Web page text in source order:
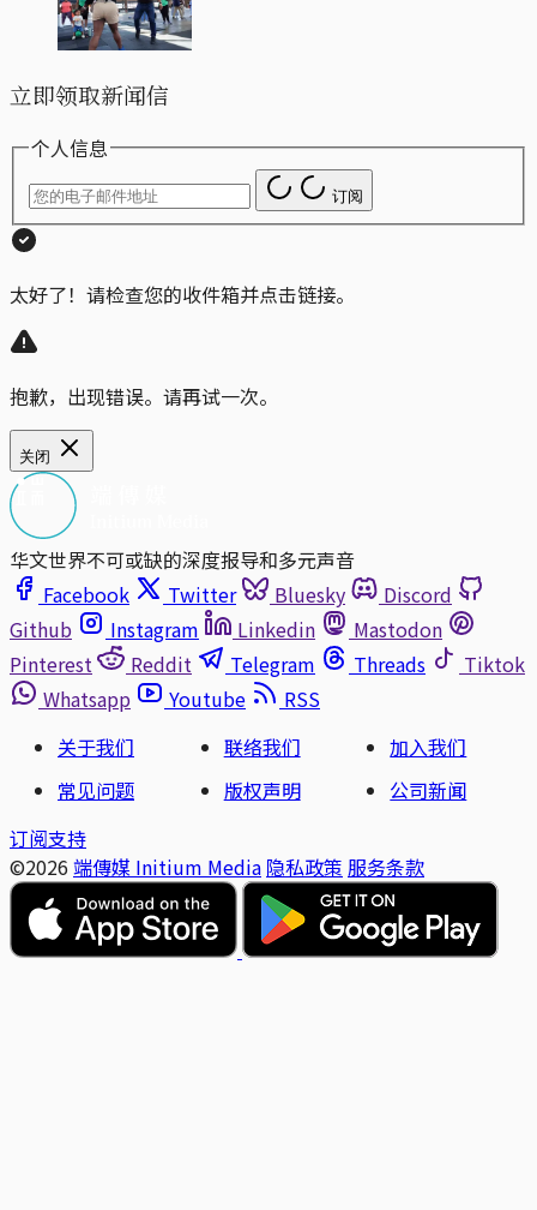
立即领取新闻信
个人信息
订阅
太好了！请检查您的收件箱并点击链接。
抱歉，出现错误。请再试一次。
关闭
华文世界不可或缺的深度报导和多元声音
Facebook
Twitter Bluesky
Discord
Github
Instagram Linkedin
Mastodon
Pinterest
Reddit Telegram Threads
Tiktok
Whatsapp
Youtube
RSS
关于我们
联络我们
加入我们
常见问题
版权声明
公司新闻
订阅支持
©2026 端傳媒 Initium Media 隐私政策 服务条款